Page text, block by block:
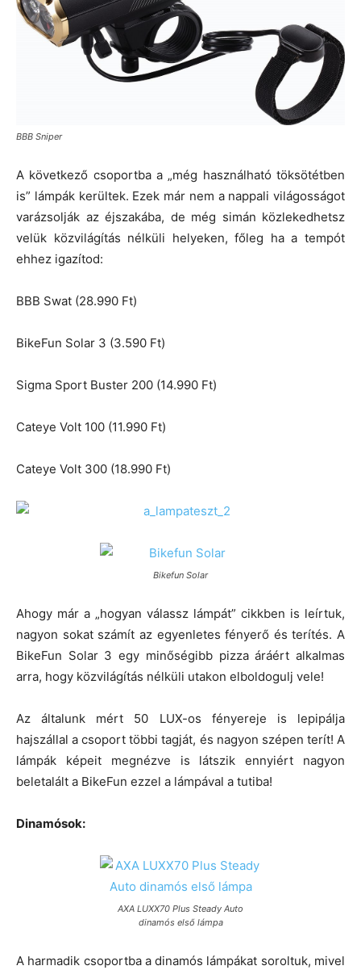
BBB Sniper
A következő csoportba a „még használható töksötétben
is” lámpák kerültek. Ezek már nem a nappali világosságot
varázsolják az éjszakába, de még simán közlekedhetsz
velük közvilágítás nélküli helyeken, főleg ha a tempót
ehhez igazítod:
BBB Swat (28.990 Ft)
BikeFun Solar 3 (3.590 Ft)
Sigma Sport Buster 200 (14.990 Ft)
Cateye Volt 100 (11.990 Ft)
Cateye Volt 300 (18.990 Ft)
Bikefun Solar
Ahogy már a „hogyan válassz lámpát” cikkben is leírtuk,
nagyon sokat számít az egyenletes fényerő és terítés. A
BikeFun Solar 3 egy minőségibb pizza áráért alkalmas
arra, hogy közvilágítás nélküli utakon elboldogulj vele!
Az általunk mért 50 LUX-os fényereje is lepipálja
hajszállal a csoport többi tagját, és nagyon szépen terít! A
lámpák képeit megnézve is látszik ennyiért nagyon
beletalált a BikeFun ezzel a lámpával a tutiba!
Dinamósok:
AXA LUXX70 Plus Steady Auto
dinamós első lámpa
A harmadik csoportba a dinamós lámpákat soroltuk, mivel